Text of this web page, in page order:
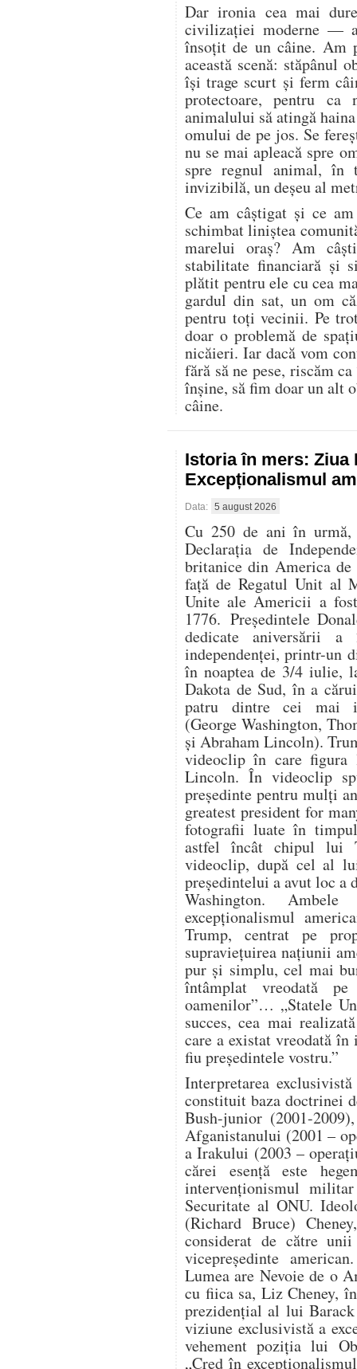
Dar ironia cea mai
civilizației moderne —
însoțit de un câine. Am
această scenă: stăpânul
își trage scurt și ferm
protectoare, pentru ca
animalului să atingă
omului de pe jos. Se
nu se mai apleacă spre
spre regnul animal, în
invizibilă, un deșeu al
Ce am câștigat și ce
schimbat liniștea
marelui oraș? Am
stabilitate financiară și
plătit pentru ele cu cea
gardul din sat, un om
pentru toți vecinii. Pe
doar o problemă de
nicăieri. Iar dacă vom
fără să ne pese, riscăm
înșine, să fim doar un alt
câine.
Istoria în mers: Ziua
Excepționalismul
Data: 5 august 2026
Cu 250 de ani în
Declarația de
britanice din America de
față de Regatul Unit al
Unite ale Americii a
1776. Președintele
dedicate aniversării
independenței, printr-un
în noaptea de 3/4 iulie,
Dakota de Sud, în a
patru dintre cei mai
(George Washington,
și Abraham Lincoln).
videoclip în care figura
Lincoln. În videoclip
președinte pentru mulți
greatest president for
fotografii luate în
astfel încât chipul lui
videoclip, după cel al
președintelui a avut loc a
Washington.
excepționalismul
Trump, centrat pe
supraviețuirea națiunii
pur și simplu, cel mai
întâmplat vreodată
oamenilor”… „Statele
succes, cea mai
care a existat vreodată
fiu președintele vostru.”
Interpretarea
constituit baza doctrinei
Bush-junior (2001-
Afganistanului (2001 –
a Irakului (2003 –
cărei esență este
intervenționismul
Securitate al ONU.
(Richard Bruce)
considerat de către
vicepreședinte
Lumea are Nevoie de o
cu fiica sa, Liz Cheney,
prezidențial al lui Barack
viziune exclusivistă a
vehement poziția lui
„Cred în